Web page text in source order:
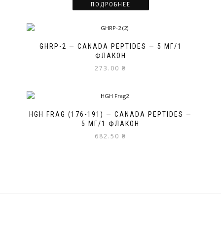
ПОДРОБНЕЕ
GHRP-2 — CANADA PEPTIDES — 5 МГ/1
ФЛАКОН
273.00 ₴
HGH FRAG (176-191) — CANADA PEPTIDES —
5 МГ/1 ФЛАКОН
682.50 ₴